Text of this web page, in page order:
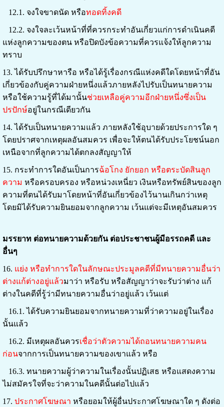
12.1. จงใจขาดนัด หรือทอดทิ้งคดี
12.2. จงใจละเว้นหน้าที่ที่ควรกระทำอันเกี่ยวแก่การดำเนินคดี
แห่งลูกความของตน หรือปิดบังข้อความที่ควรแจ้งให้ลูกความ
ทราบ
13. ได้รับปรึกษาหารือ หรือได้รู้เรื่องกรณีแห่งคดีใดโดยหน้าที่อัน
เกี่ยวข้องกับคู่ความฝ่ายหนึ่งแล้วภายหลังไปรับเป็นทนายความ
หรือใช้ความรู้ที่ได้มานั้นช่วยเหลือคู่ความอีกฝ่ายหนึ่งซึ่งเป็น
ปรปักษ์อยู่ในกรณีเดียวกัน
14. ได้รับเป็นทนายความแล้ว ภายหลังใช้อุบายด้วยประการใด ๆ
โดยปราศจากเหตุผลอันสมควร เพื่อจะให้ตนได้รับประโยชน์นอก
เหนือจากที่ลูกความได้ตกลงสัญญาให้
15. กระทำการใดอันเป็นการฉ้อโกง ยักยอก หรือตระบัดสินลูก
ความ หรือครอบครอง หรือหน่วงเหนี่ยว เงินหรือทรัพย์สินของลูก
ความที่ตนได้รับมาโดยหน้าที่อันเกี่ยวข้องไว้นานเกินกว่าเหตุ
โดยมิได้รับความยินยอมจากลูกความ เว้นแต่จะมีเหตุอันสมควร
มรรยาท ต่อทนายความด้วยกัน ต่อประชาชนผู้มีอรรถคดี และ
อื่นๆ
16. แย่ง หรือทำการใดในลักษณะประมูลคดีที่มีทนายความอื่นว่า
ต่างแก้ต่างอยู่แล้วมาว่า หรือรับ หรือสัญญาว่าจะรับว่าต่าง แก้
ต่างในคดีที่รู้ว่ามีทนายความอื่นว่าอยู่แล้ว เว้นแต่
16.1. ได้รับความยินยอมจากทนายความที่ว่าความอยู่ในเรื่อง
นั้นแล้ว
16.2. มีเหตุผลอันควรเชื่อว่าตัวความได้ถอนทนายความคน
ก่อนจากการเป็นทนายความของเขาแล้ว หรือ
16.3. ทนายความผู้ว่าความในเรื่องนั้นปฏิเสธ หรือแสดงความ
ไม่สมัครใจที่จะว่าความในคดีนั้นต่อไปแล้ว
17. ประกาศโฆษณา หรือยอมให้ผู้อื่นประกาศโฆษณาใด ๆ ดังต่อ